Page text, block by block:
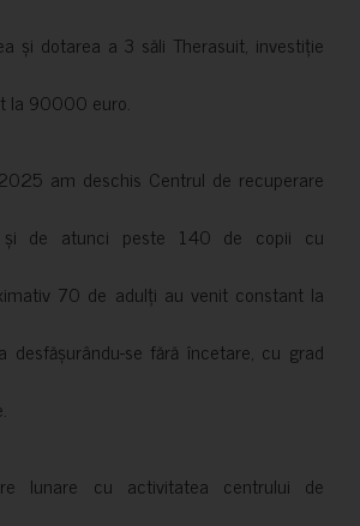
și dotarea a 3 săli Therasuit, investiție
la 90000 euro.
am deschis Centrul de recuperare
și de atunci peste 140 de copii cu
70 de adulți au venit constant la
desfășurându-se fără încetare, cu grad
lunare cu activitatea centrului de